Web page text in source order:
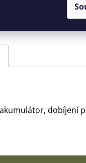
dobíjení